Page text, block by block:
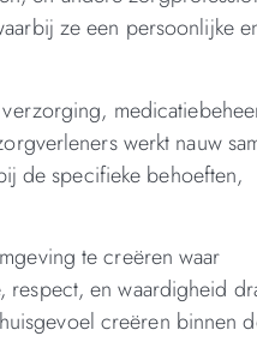
ze een persoonlijke
werkt nauw
de specifieke behoeften,
te creëren waar
en waardigheid
creëren binnen